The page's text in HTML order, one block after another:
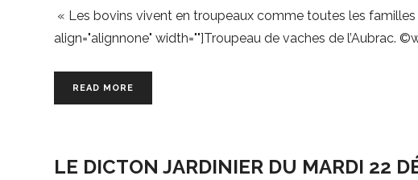
« Les bovins vivent en troupeaux comme toutes les
align="alignnone" width=""]Troupeau de vaches de
READ MORE
LE DICTON JARDINIER DU MARDI 22